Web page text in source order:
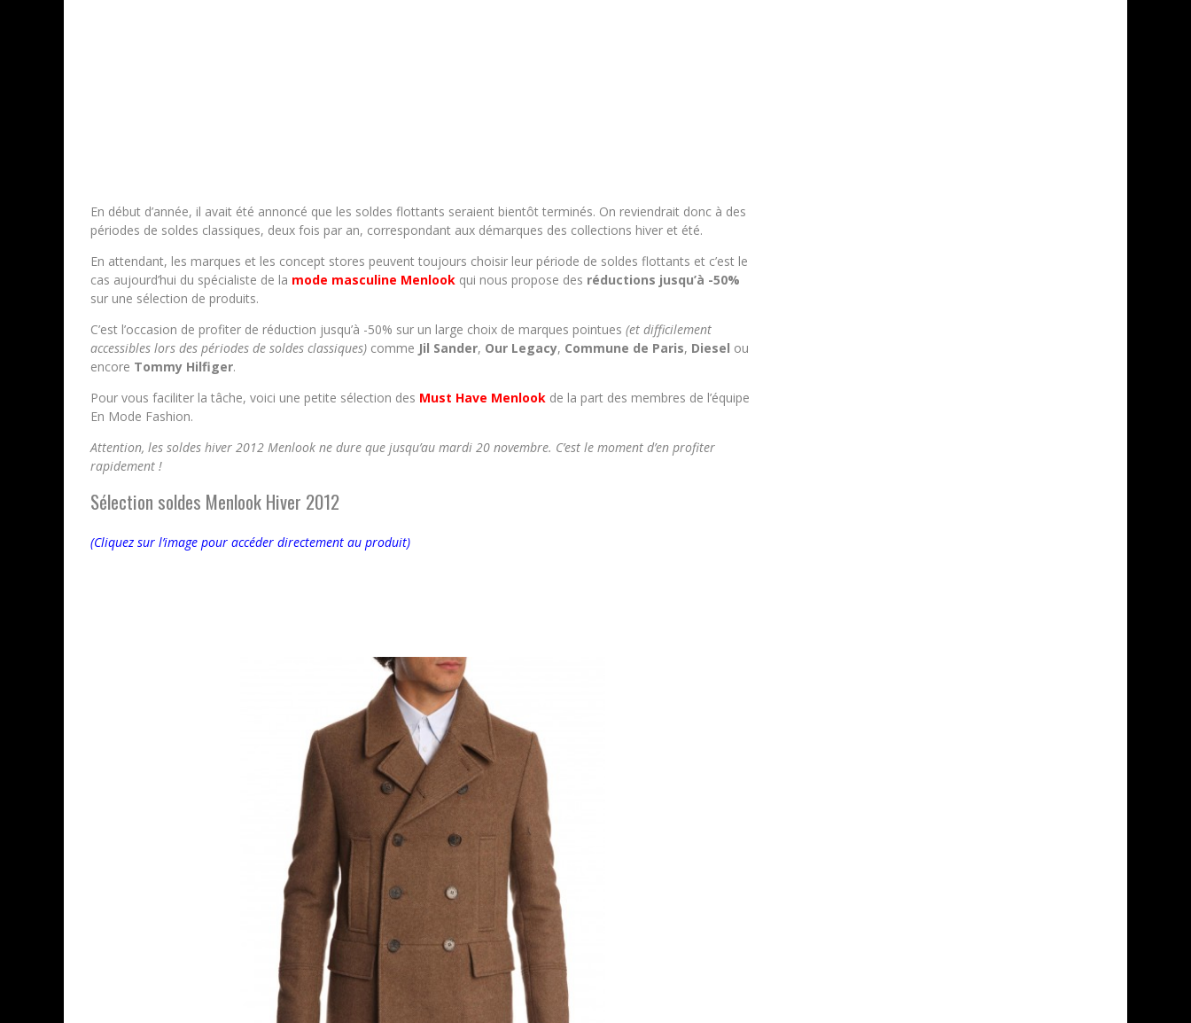
En début d’année, il avait été annoncé que les soldes flottants seraient bientôt terminés. On reviendrait donc à des
périodes de soldes classiques, deux fois par an, correspondant aux démarques des collections hiver et été.
En attendant, les marques et les concept stores peuvent toujours choisir leur période de soldes flottants et c’est le
cas aujourd’hui du spécialiste de la mode masculine Menlook qui nous propose des réductions jusqu’à -50%
sur une sélection de produits.
C’est l’occasion de profiter de réduction jusqu’à -50% sur un large choix de marques pointues (et difficilement
accessibles lors des périodes de soldes classiques) comme Jil Sander, Our Legacy, Commune de Paris, Diesel ou
encore Tommy Hilfiger.
Pour vous faciliter la tâche, voici une petite sélection des Must Have Menlook de la part des membres de l’équipe
En Mode Fashion.
Attention, les soldes hiver 2012 Menlook ne dure que jusqu’au mardi 20 novembre. C’est le moment d’en profiter
rapidement !
Sélection soldes Menlook Hiver 2012
(Cliquez sur l’image pour accéder directement au produit)